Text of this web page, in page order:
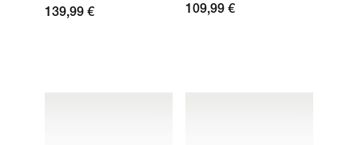
139,99 €
109,99 €